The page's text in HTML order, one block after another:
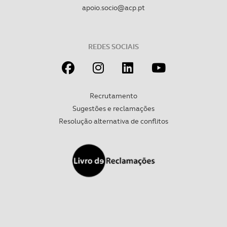
Realçamos que o bloqueio de certo tipo de Cookies e
Consulte a política de cookies do site.
apoio.socio@acp.pt
REDES SOCIAIS
Recrutamento
Sugestões e reclamações
Resolução alternativa de conflitos